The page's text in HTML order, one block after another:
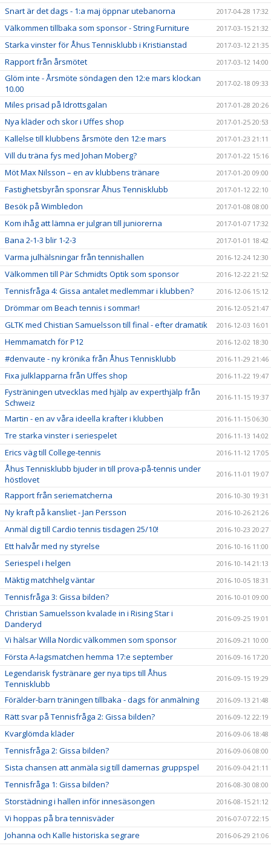
Snart är det dags - 1:a maj öppnar utebanorna 2017-04-28 17:32
Välkommen tillbaka som sponsor - String Furniture 2017-03-15 21:32
Starka vinster för Åhus Tennisklubb i Kristianstad 2017-03-12 21:35
Rapport från årsmötet 2017-03-12 14:00
Glöm inte - Årsmöte söndagen den 12:e mars klockan
10.00
2017-02-18 09:33
Miles prisad på Idrottsgalan 2017-01-28 20:26
Nya kläder och skor i Uffes shop 2017-01-25 20:53
Kallelse till klubbens årsmöte den 12:e mars 2017-01-23 21:11
Vill du träna fys med Johan Moberg? 2017-01-22 15:16
Möt Max Nilsson – en av klubbens tränare 2017-01-20 09:00
Fastighetsbyrån sponsrar Åhus Tennisklubb 2017-01-12 22:10
Besök på Wimbledon 2017-01-08 08:00
Kom ihåg att lämna er julgran till juniorerna 2017-01-07 17:32
Bana 2-1-3 blir 1-2-3 2017-01-01 18:42
Varma julhälsningar från tennishallen 2016-12-24 12:30
Välkommen till Pär Schmidts Optik som sponsor 2016-12-22 21:52
Tennisfråga 4: Gissa antalet medlemmar i klubben? 2016-12-06 15:12
Drömmar om Beach tennis i sommar! 2016-12-05 21:47
GLTK med Chistian Samuelsson till final - efter dramatik 2016-12-03 16:01
Hemmamatch för P12 2016-12-02 18:30
#denvaute - ny krönika från Åhus Tennisklubb 2016-11-29 21:46
Fixa julklapparna från Uffes shop 2016-11-22 19:47
Fysträningen utvecklas med hjälp av experthjälp från
Schweiz
2016-11-15 19:37
Martin - en av våra ideella krafter i klubben 2016-11-15 06:30
Tre starka vinster i seriespelet 2016-11-13 14:02
Erics väg till College-tennis 2016-11-12 17:05
Åhus Tennisklubb bjuder in till prova-på-tennis under
höstlovet
2016-11-01 19:07
Rapport från seriematcherna 2016-10-30 19:31
Ny kraft på kansliet - Jan Persson 2016-10-26 21:26
Anmäl dig till Cardio tennis tisdagen 25/10! 2016-10-23 20:27
Ett halvår med ny styrelse 2016-10-16 11:00
Seriespel i helgen 2016-10-14 21:13
Mäktig matchhelg väntar 2016-10-05 18:31
Tennisfråga 3: Gissa bilden? 2016-10-01 09:00
Christian Samuelsson kvalade in i Rising Star i
Danderyd
2016-09-25 19:01
Vi hälsar Willa Nordic välkommen som sponsor 2016-09-21 10:00
Första A-lagsmatchen hemma 17:e september 2016-09-16 17:20
Legendarisk fystränare ger nya tips till Åhus
Tennisklubb
2016-09-15 19:29
Förälder-barn träningen tillbaka - dags för anmälning 2016-09-13 21:48
Rätt svar på Tennisfråga 2: Gissa bilden? 2016-09-12 22:19
Kvarglömda kläder 2016-09-06 18:48
Tennisfråga 2: Gissa bilden? 2016-09-06 08:00
Sista chansen att anmäla sig till damernas gruppspel 2016-09-04 21:11
Tennisfråga 1: Gissa bilden? 2016-08-30 08:00
Storstädning i hallen inför innesäsongen 2016-08-15 21:12
Vi hoppas på bra tennisväder 2016-07-07 22:15
Johanna och Kalle historiska segrare 2016-06-29 21:06